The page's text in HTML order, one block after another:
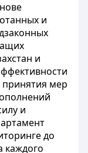
и
и
принятия мер
и
до
каждого